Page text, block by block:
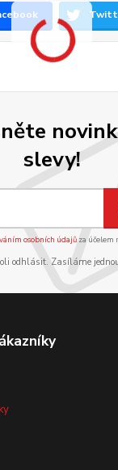
slevy!
osobních údajůza účelem
odhlásit. Zasíláme